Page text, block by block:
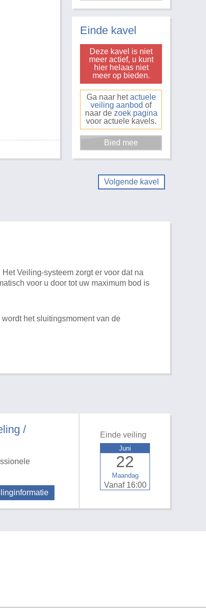
Einde kavel
Deze kavel is niet
meer actief, u kunt
hier helaas niet
meer op bieden.
Ga naar hetactuele
veiling aanbod of
naar de zoek pagina
voor actuele kavels.
Volgende kavel
Veiling-systeem zorgt er voor dat na
voor u door tot uw maximum bod is
het sluitingsmoment van de
/
Einde veiling
Maandag
22
Juni
Vanaf 16:00